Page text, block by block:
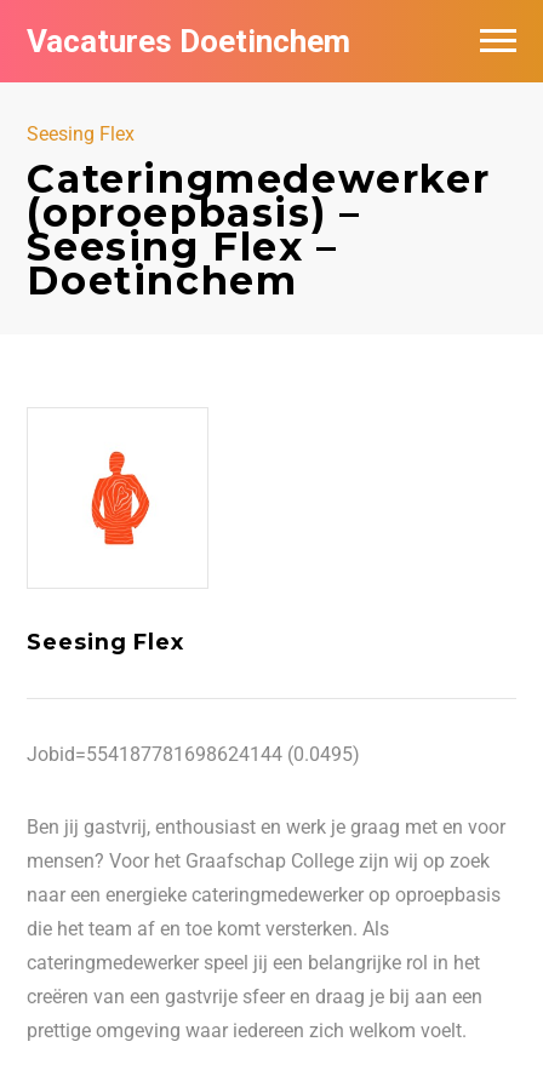
Vacatures Doetinchem
Seesing Flex
Cateringmedewerker
(oproepbasis) –
Seesing Flex –
Doetinchem
Seesing Flex
Jobid=554187781698624144 (0.0495)
Ben jij gastvrij, enthousiast en werk je graag met en voor
mensen? Voor het Graafschap College zijn wij op zoek
naar een energieke cateringmedewerker op oproepbasis
die het team af en toe komt versterken. Als
cateringmedewerker speel jij een belangrijke rol in het
creëren van een gastvrije sfeer en draag je bij aan een
prettige omgeving waar iedereen zich welkom voelt.
Vacatures per bedrijf
De populairste vacatures in Doetinchem
Nieuwsbrief feed